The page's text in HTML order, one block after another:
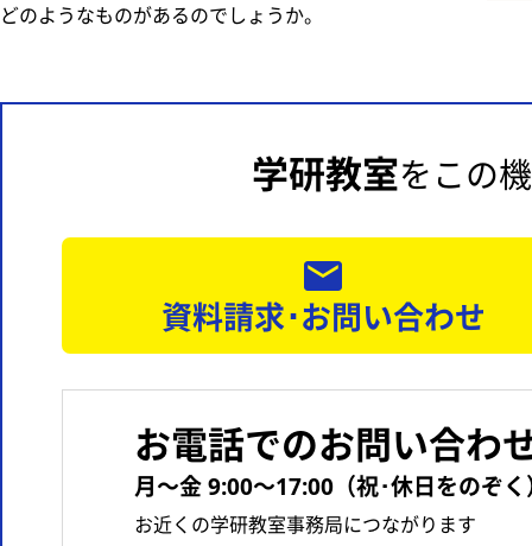
どのようなものがあるのでしょうか。
学研教室をこの
資料請求･お問い合わせ
お電話でのお問い合わ
月〜金 9:00〜17:00（祝･休日をのぞく
お近くの学研教室事務局につながります